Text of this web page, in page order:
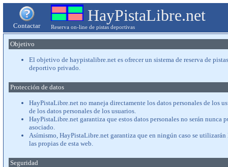
Contactar
HayPistaLibre.net
Reserva on-line de pistas deportivas
Objetivo
El objetivo de haypistalibre.net es ofrecer un sistema de reserva de
deportivo privado.
Protección de datos
HayPistaLibre.net no maneja directamente los datos personales de los
de los datos personales de los usuarios.
HayPistaLibre.net garantiza que estos datos personales no serán
asociado.
Asímismo, HayPistaLibre.net garantiza que en ningún caso se
las propias de esta web.
Seguridad